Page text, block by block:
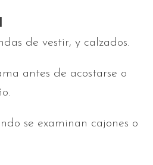
de vestir, y calzados.
antes de acostarse o
se examinan cajones o